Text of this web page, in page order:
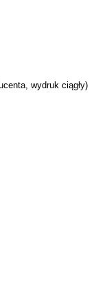
wydruk ciągły)